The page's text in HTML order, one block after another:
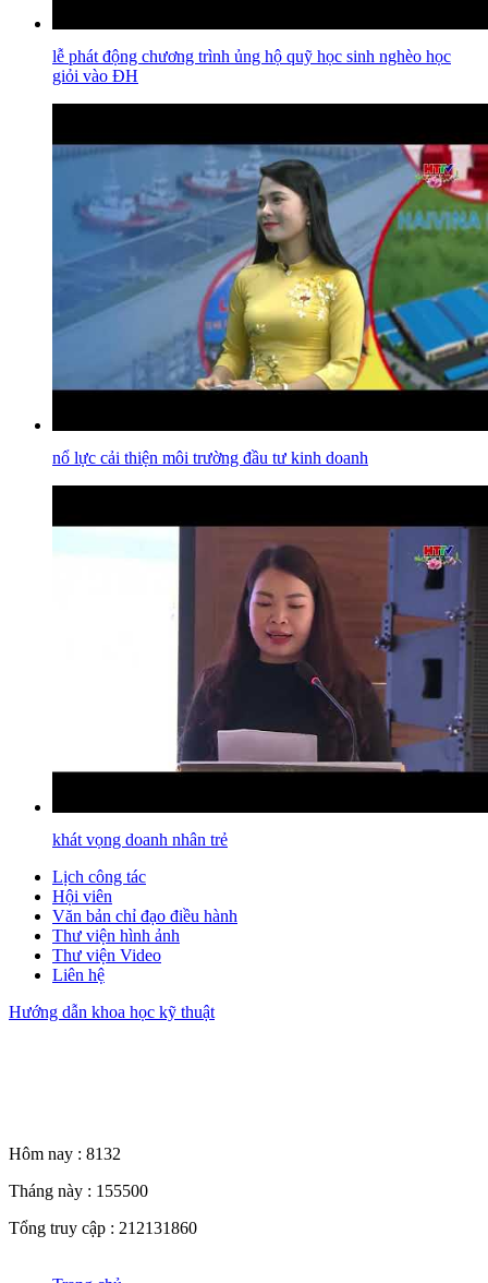
lễ phát động chương trình ủng hộ quỹ học sinh nghèo học
giỏi vào ĐH
nổ lực cải thiện môi trường đầu tư kinh doanh
khát vọng doanh nhân trẻ
Lịch công tác
Hội viên
Văn bản chỉ đạo điều hành
Thư viện hình ảnh
Thư viện Video
Liên hệ
Hướng dẫn khoa học kỹ thuật
Hôm nay : 8132
Tháng này : 155500
Tổng truy cập : 212131860